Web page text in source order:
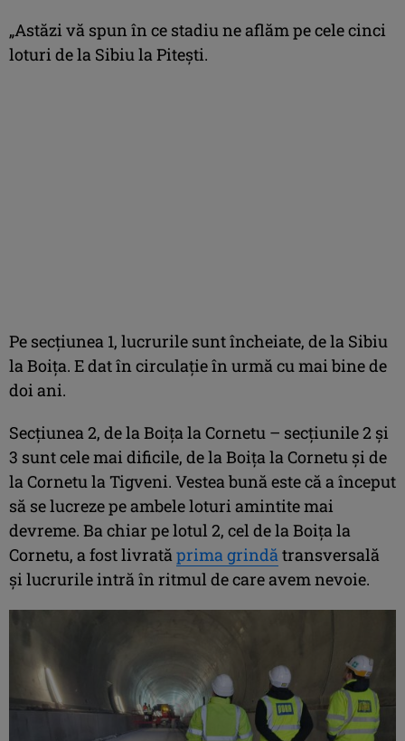
„Astăzi vă spun în ce stadiu ne aflăm pe cele cinci
loturi de la Sibiu la Pitești.
Pe secțiunea 1, lucrurile sunt încheiate, de la Sibiu
la Boița. E dat în circulație în urmă cu mai bine de
doi ani.
Secțiunea 2, de la Boița la Cornetu – secțiunile 2 și
3 sunt cele mai dificile, de la Boița la Cornetu și de
la Cornetu la Tigveni. Vestea bună este că a început
să se lucreze pe ambele loturi amintite mai
devreme. Ba chiar pe lotul 2, cel de la Boița la
Cornetu, a fost livratăprima grindătransversală
și lucrurile intră în ritmul de care avem nevoie.